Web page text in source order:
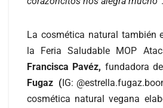
La cosmética natural también
la Feria Saludable MOP
Francisca Pavéz, fundadora
Fugaz (IG:
cosmética natural vegana